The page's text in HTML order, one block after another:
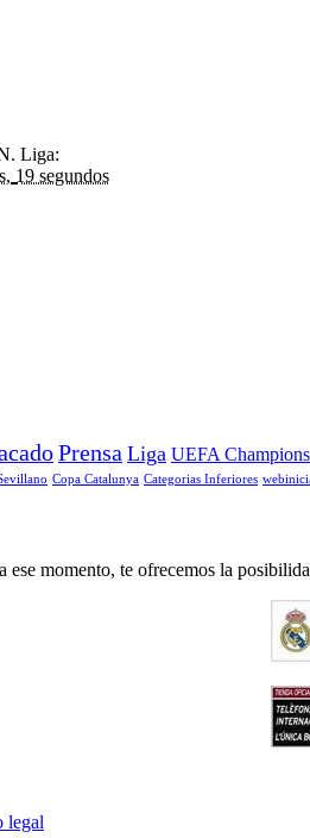
Liga:
19 segundos
Prensa Liga UEFA
Copa Catalunya Categorias Inferiores
ese momento, te ofrecemos la
legal